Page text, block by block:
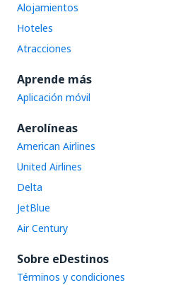
Alojamientos
Hoteles
Atracciones
Aprende más
Aplicación móvil
Aerolíneas
American Airlines
United Airlines
Delta
JetBlue
Air Century
Sobre eDestinos
Términos y condiciones